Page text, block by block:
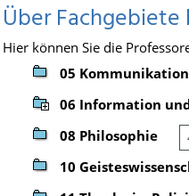
Über
Hier können Sie die
05
06 Information
08 Philosophie
10